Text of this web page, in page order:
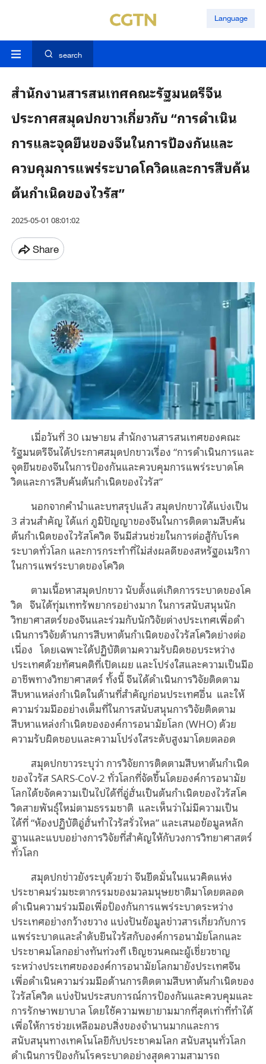
Language
search
สํานักงานสารสนเทศคณะรัฐมนตรีจีน
ประกาศสมุดปกขาวเกี่ยวกับ “การดําเนิน
การและจุดยืนของจีนในการป้องกันและ
ควบคุมการแพร่ระบาดโควิดและการสืบค้น
ต้นกําเนิดของไวรัส”
2025-05-01 08:01:02
Share
เมื่อวันที่ 30 เมษายน สํานักงานสารสนเทศของคณะ
รัฐมนตรีจีนได้ประกาศสมุดปกขาวเรื่อง “การดําเนินการและ
จุดยืนของจีนในการป้องกันและควบคุมการแพร่ระบาดโค
วิดและการสืบค้นต้นกําเนิดของไวรัส”
นอกจากคํานําและบทสรุปแล้ว สมุดปกขาวได้แบ่งเป็น
3 ส่วนสำคัญ ได้แก่ ภูมิปัญญาของจีนในการติดตามสืบค้น
ต้นกําเนิดของไวรัสโควิด จีนมีส่วนช่วยในการต่อสู้กับโรค
ระบาดทั่วโลก และการกระทำที่ไม่ส่งผลดีของสหรัฐอเมริกา
ในการแพร่ระบาดของโควิด
ตามเนื้อหาสมุดปกขาว นับตั้งแต่เกิดการระบาดของโค
วิด จีนได้ทุ่มเททรัพยากรอย่างมาก ในการสนับสนุนนัก
วิทยาศาสตร์ของจีนและร่วมกับนักวิจัยต่างประเทศเพื่อดํา
เนินการวิจัยด้านการสืบหาต้นกําเนิดของไวรัสโควิดย่างต่อ
เนื่อง โดยเฉพาะได้ปฏิบัติตามความรับผิดชอบระหว่าง
ประเทศด้วยทัศนคติที่เปิดเผย และโปร่งใสและความเป็นมือ
อาชีพทางวิทยาศาสตร์ ทั้งนี้ จีนได้ดําเนินการวิจัยติดตาม
สืบหาแหล่งกําเนิดในด้านที่สําคัญก่อนประเทศอื่น และให้
ความร่วมมืออย่างเต็มที่ในการสนับสนุนการวิจัยติดตาม
สืบหาแหล่งกําเนิดขององค์การอนามัยโลก (WHO) ด้วย
ความรับผิดชอบและความโปร่งใสระดับสูงมาโดยตลอด
สมุดปกขาวระบุว่า การวิจัยการติดตามสืบหาต้นกําเนิด
ของไวรัส SARS-CoV-2 ทั่วโลกที่จัดขึ้นโดยองค์การอนามัย
โลกได้ขจัดความเป็นไปได้ที่อู่ฮั่นเป็นต้นกําเนิดของไวรัสโค
วิดสายพันธุ์ใหม่ตามธรรมชาติ และเห็นว่าไม่มีความเป็น
ได้ที่ “ห้องปฏิบัติอู่ฮั่นทำไวรัสรั่วไหล” และเสนอข้อมูลหลัก
ฐานและแบบอย่างการวิจัยที่สำคัญให้กับวงการวิทยาศาสตร์
ทั่วโลก
สมุดปกข่าวยังระบุด้วยว่า จีนยึดมั่นในแนวคิดแห่ง
ประชาคมร่วมชะตากรรมของมวลมนุษยชาติมาโดยตลอด
ดำเนินความร่วมมือเพื่อป้องกันการแพร่ระบาดระหว่าง
ประเทศอย่างกว้างขวาง แบ่งปันข้อมูลข่าวสารเกี่ยวกับการ
แพร่ระบาดและลำดับยีนไวรัสกับองค์การอนามัยโลกและ
ประชาคมโลกอย่างทันท่วงที เชิญชวนคณะผู้เชี่ยวชาญ
ระหว่างประเทศขององค์การอนามัยโลกมายังประเทศจีน
เพื่อดำเนินความร่วมมือด้านการติดตามสืบหาต้นกำเนิดของ
ไวรัสโควิด แบ่งปันประสบการณ์การป้องกันและควบคุมและ
การรักษาพยาบาล โดยใช้ความพยายามมากที่สุดเท่าที่ทำได้
เพื่อให้การช่วยเหลือมอบสิ่งของจำนานมากและการ
สนับสนุนทางเทคโนโลยีกับประชาคมโลก สนับสนุนทั่วโลก
ดำเนินการป้องกันโรคระบาดอย่างสุดความสามารถ